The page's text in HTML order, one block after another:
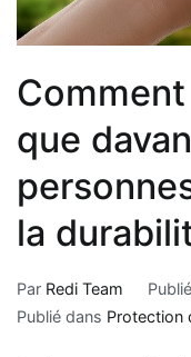
que
la
Par Redi Team
Publié dans Protection